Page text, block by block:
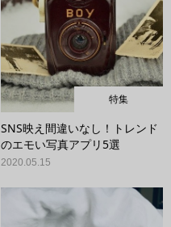
特集
SNS映え間違いなし！トレンド
のエモい写真アプリ5選
2020.05.15